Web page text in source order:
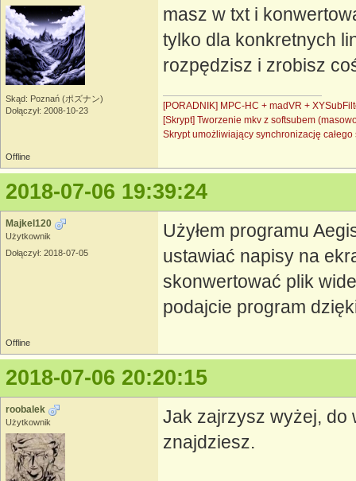
Skąd: Poznań (ポズナン)
Dołączył: 2008-10-23
masz w txt i
tylko dla konkretnych
rozpędzisz i zrobisz
[PORADNIK] MPC-HC + madVR +
[Skrypt] Tworzenie mkv z softsubem
Skrypt umożliwiający synchronizację
Offline
2018-07-06 19:39:24
Majkel120
Użytkownik
Dołączył: 2018-07-05
Użyłem programu
ustawiać napisy na
skonwertować plik
podajcie program
Offline
2018-07-06 20:20:15
roobalek
Użytkownik
Jak zajrzysz wyżej, do
znajdziesz.